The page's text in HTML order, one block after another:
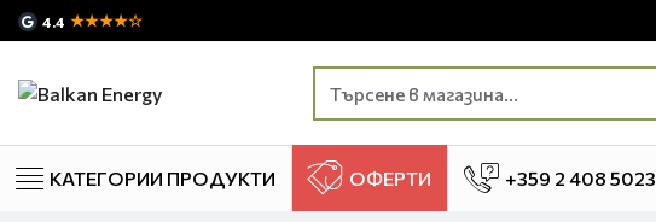
4.4 ★★★★☆
КАТЕГОРИИ ПРОДУКТИ ОФЕРТИ +359 2 408 5023